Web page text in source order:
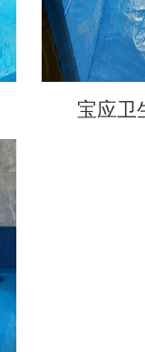
宝应卫